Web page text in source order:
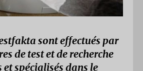
sont effectués par
de test et de recherche
spécialisés dans le